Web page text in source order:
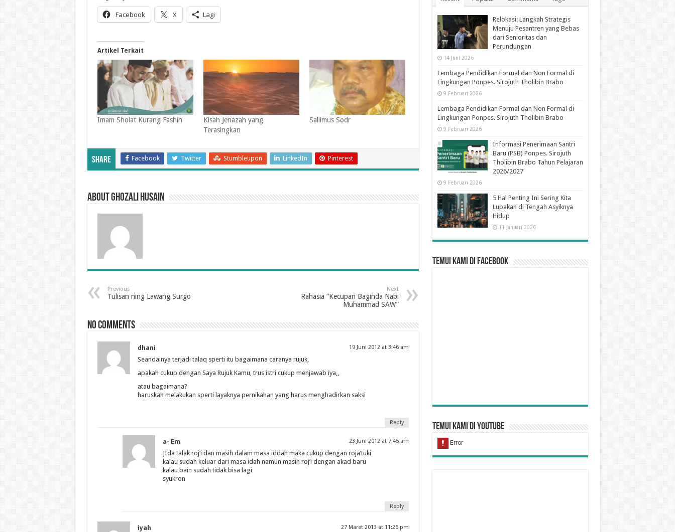
Facebook X Lagi
Artikel Terkait
Imam Sholat Kurang Fashih
Kisah Jenazah yang
Terasingkan
Saliimus Sodr
Share Facebook Twitter Stumbleupon LinkedIn Pinterest
About Ghozali Husain
Previous
Tulisan ning Lawang Surgo
Next
Rahasia “Kecupan Baginda Nabi
Muhammad SAW”
No comments
dhani 19 Juni 2012 at 3:46 am
Seandainya terjadi talaq sperti itu bagaimana caranya rujuk,
apakah cukup dengan Saya Rujuk Kamu, trus istri cukup menjawab iya,,
atau bagaimana?
haruskah melakukan sperti layaknya pernikahan yang harus menghadirkan saksi
Reply
a- Em 23 Juni 2012 at 7:45 am
JIda talak roj’i dan masih dalam masa iddah maka cukup dengan roja’tuki
kalau sudah keluar dari masa idah namun masih roj’i dengan akad baru
kalau bain sudah tidak bisa lagi
syukron
Reply
iyah 27 Maret 2013 at 11:26 pm
Relokasi: Langkah Strategis
Menuju Pesantren yang Bebas
dari Senioritas dan
Perundungan
14 Juni 2026
Lembaga Pendidikan Formal dan Non Formal di
Lingkungan Ponpes. Sirojuth Tholibin Brabo
9 Februari 2026
Lembaga Pendidikan Formal dan Non Formal di
Lingkungan Ponpes. Sirojuth Tholibin Brabo
9 Februari 2026
Informasi Penerimaan Santri
Baru (PSB) Ponpes. Sirojuth
Tholibin Brabo Tahun Pelajaran
2026/2027
9 Februari 2026
5 Hal Penting Ini Sering Kita
Lupakan di Tengah Asyiknya
Hidup
11 Januari 2026
Temui Kami di Facebook
Temui Kami di YouTube